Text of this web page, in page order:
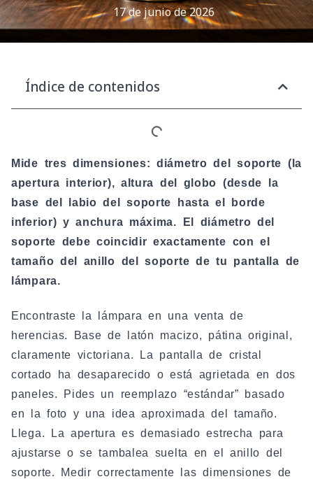
17 de junio de 2026
Índice de contenidos
Mide tres dimensiones: diámetro del soporte (la
apertura interior), altura del globo (desde la
base del labio del soporte hasta el borde
inferior) y anchura máxima. El diámetro del
soporte debe coincidir exactamente con el
tamaño del anillo del soporte de tu pantalla de
lámpara.
Encontraste la lámpara en una venta de
herencias. Base de latón macizo, pátina original,
claramente victoriana. La pantalla de cristal
cortado ha desaparecido o está agrietada en dos
paneles. Pides un reemplazo “estándar” basado
en la foto y una idea aproximada del tamaño.
Llega. La apertura es demasiado estrecha para
ajustarse o se tambalea suelta en el anillo del
soporte. Medir correctamente las dimensiones de